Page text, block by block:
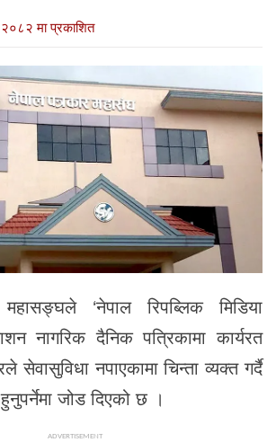
मा प्रकाशित
‘नेपाल रिपब्लिक मिडिया
नागरिक दैनिक पत्रिकामा कार्यरत
सेवासुविधा नपाएकामा चिन्ता व्यक्त गर्दै
जोड दिएको छ ।
ADVERTISEMENT